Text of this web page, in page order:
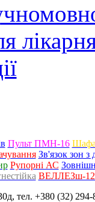
Пульт ПМН-16 Шафа
Зв'язок зон
Рупорні АС
ВЕЛЛЕЗш-
тел. +380 (32)